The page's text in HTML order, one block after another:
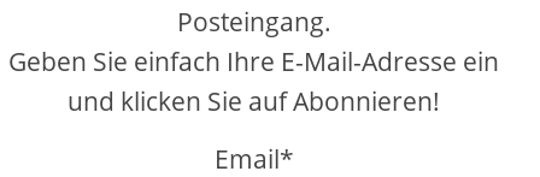
Posteingang.
Geben Sie einfach Ihre E-Mail-Adresse ein
und klicken Sie auf Abonnieren!
Email*